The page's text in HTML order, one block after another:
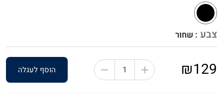
צבע : שחור
₪129 הוסף לעגלה